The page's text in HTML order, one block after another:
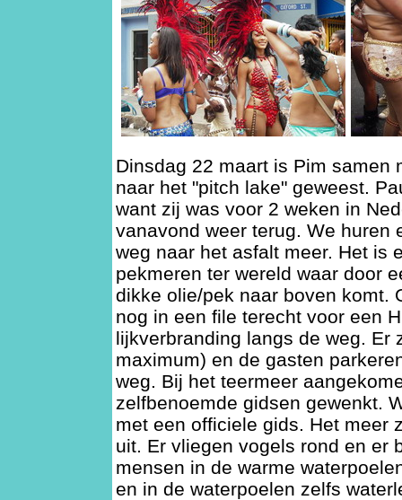
Dinsdag 22 maart is Pim samen
naar het "pitch lake" geweest.
want zij was voor 2 weken in
vanavond weer terug. We huren
weg naar het asfalt meer. Het is
pekmeren ter wereld waar door
dikke olie/pek naar boven komt.
nog in een file terecht voor een
lijkverbranding langs de weg. Er
maximum) en de gasten
weg. Bij het teermeer
zelfbenoemde gidsen gewenkt.
met een officiele gids. Het meer
uit. Er vliegen vogels rond en er
mensen in de warme
en in de waterpoelen zelfs